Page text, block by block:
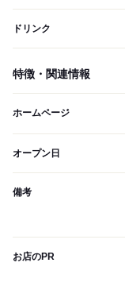
ドリンク
特徴・関連情報
ホームページ
オープン日
備考
お店のPR